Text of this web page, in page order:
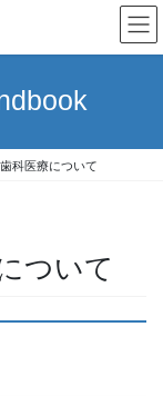
科医療について
ついて